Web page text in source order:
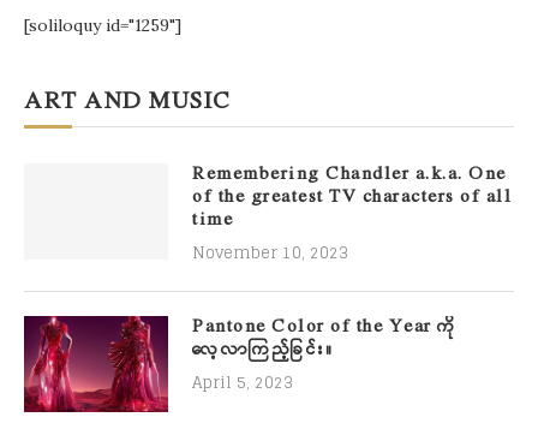
[soliloquy id="1259"]
ART AND MUSIC
Remembering Chandler a.k.a. One
of the greatest TV characters of all
time
November 10, 2023
Pantone Color of the Year ကို
လေ့လာကြည့်ခြင်း။
April 5, 2023